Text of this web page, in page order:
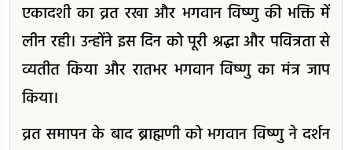
एकादशी का व्रत रखा और भगवान विष्णु की भक्ति में
लीन रही। उन्होंने इस दिन को पूरी श्रद्धा और पवित्रता से
व्यतीत किया और रातभर भगवान विष्णु का मंत्र जाप
किया।
व्रत समापन के बाद ब्राह्मणी को भगवान विष्णु ने दर्शन